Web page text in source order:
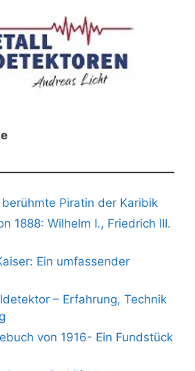
Piratin der Karibik
1888: Wilhelm I., Friedrich III.
Ein umfassender
– Erfahrung, Technik
von 1916- Ein Fundstück